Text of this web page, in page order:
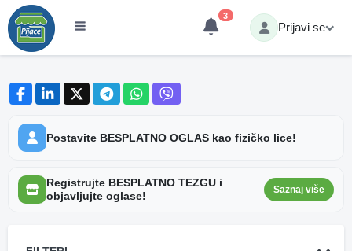
3
Prijavi se
Postavite BESPLATNO OGLAS kao fizičko lice!
Registrujte BESPLATNO TEZGU i
objavljujte oglase!
Saznaj više